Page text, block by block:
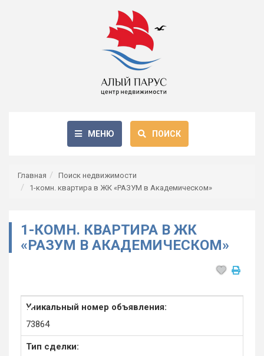
МЕНЮ ПОИСК
Главная
Поиск недвижимости
1-комн. квартира в ЖК «РАЗУМ в Академическом»
1-КОМН. КВАРТИРА В ЖК
«РАЗУМ В АКАДЕМИЧЕСКОМ»
Уникальный номер объявления:
73864
Тип сделки: